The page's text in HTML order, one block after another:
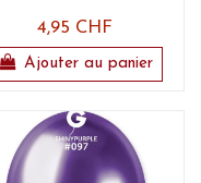
4,95 CHF
Ajouter au panier